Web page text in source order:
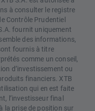
à consulter le registre
Contrôle Prudentiel
fournit uniquement
des informations,
fournis à titre
comme un conseil,
d’investissement ou
financiers. XTB
qui en est faite
l’investisseur final
la prise de position sur